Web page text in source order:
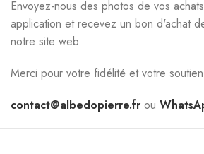
Envoyez-nous des photos de vos
application et recevez un bon d'achat
notre site web.
Merci pour votre fidélité et votre
contact@albedopierre.fr ou